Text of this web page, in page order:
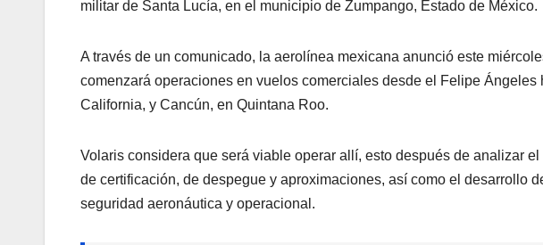
militar de Santa Lucía, en el municipio de Zumpango, Estado de México.
A través de un comunicado, la aerolínea mexicana anunció este
comenzará operaciones en vuelos comerciales desde el Felipe
California, y Cancún, en Quintana Roo.
Volaris considera que será viable operar allí, esto después de analizar
de certificación, de despegue y aproximaciones, así como el desarrollo
seguridad aeronáutica y operacional.